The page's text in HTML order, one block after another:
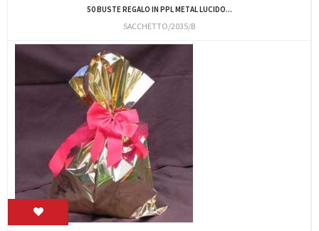
50 BUSTE REGALO IN PPL METAL LUCIDO...
SACCHETTO/2035/B